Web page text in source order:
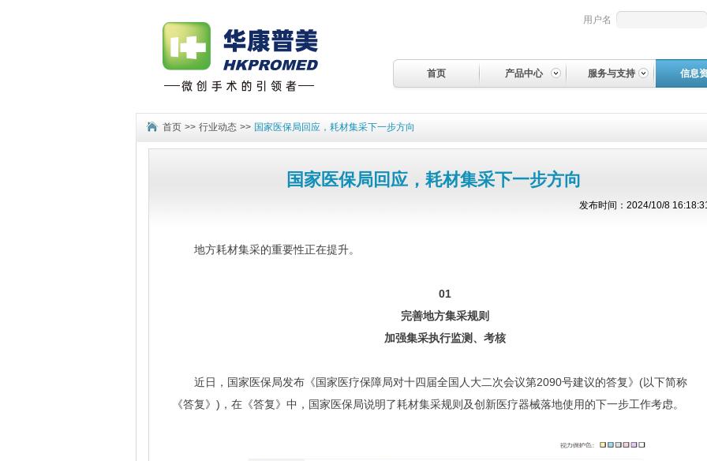
用户名
首页 产品中心 服务与支持 信息
首页 >> 行业动态 >> 国家医保局回应，耗材集采下一步方向
国家医保局回应，耗材集采下一步方向
发布时间：2024/10/8
地方耗材集采的重要性正在提升。
01
完善地方集采规则
加强集采执行监测、考核
近日，国家医保局发布《国家医疗保障局对十四届全国人大二次会议第2090号建议的答复》(以下简称
《答复》)，在《答复》中，国家医保局说明了耗材集采规则及创新医疗器械落地使用的下一步工作考虑。